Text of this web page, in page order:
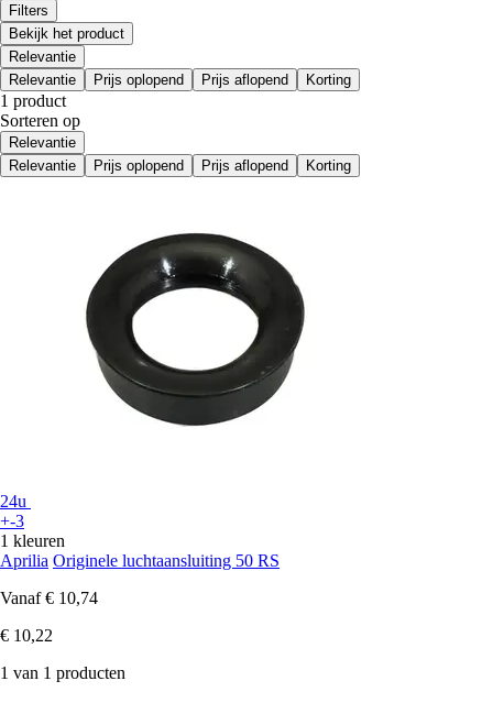
Filters
Bekijk het product
Relevantie
Relevantie
Prijs oplopend Prijs aflopend Korting
1 product
Sorteren op
Relevantie
Relevantie
Prijs oplopend Prijs aflopend Korting
24u
+-3
1 kleuren
Aprilia Originele luchtaansluiting 50 RS
Vanaf € 10,74
€ 10,22
1 van 1 producten